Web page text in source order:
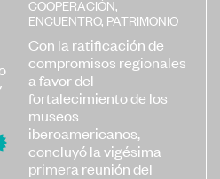
COOPERACIÓN,
ENCUENTRO, PATRIMONIO
Con la ratificación de
compromisos regionales
a favor del
fortalecimiento de los
museos
iberoamericanos,
concluyó la vigésima
primera reunión del